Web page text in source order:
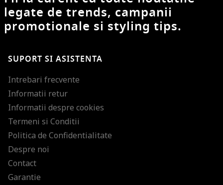
legate de trends, campanii
promotionale si styling tips.
SUPORT SI ASISTENTA
Intrebari frecvente
Informatii retur
Informatii despre cookies
Termeni si Conditii
Politica de Confidentialitate
Despre noi
Contact
Garantie